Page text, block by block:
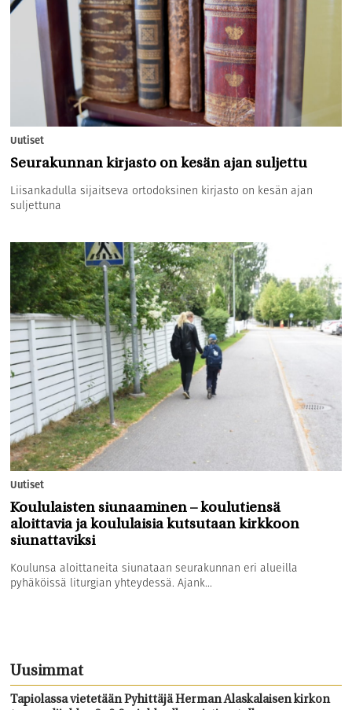
Uutiset
Seurakunnan kirjasto on kesän ajan suljettu
Liisankadulla sijaitseva ortodoksinen kirjasto on kesän ajan
suljettuna
Uutiset
Koululaisten siunaaminen – koulutiensä
aloittavia ja koululaisia kutsutaan kirkkoon
siunattaviksi
Koulunsa aloittaneita siunataan seurakunnan eri alueilla
pyhäköissä liturgian yhteydessä. Ajank...
Uusimmat
Tapiolassa vietetään Pyhittäjä Herman Alaskalaisen kirkon